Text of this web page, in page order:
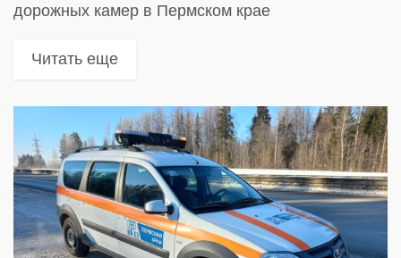
дорожных камер в Пермском крае
Читать еще